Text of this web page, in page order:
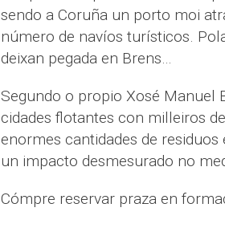
sendo a Coruña un porto moi
número de navíos turísticos.
deixan pegada en Brens…
Segundo o propio Xosé Manuel
cidades flotantes con milleiros
enormes cantidades de
un impacto desmesurado no
Cómpre reservar praza en